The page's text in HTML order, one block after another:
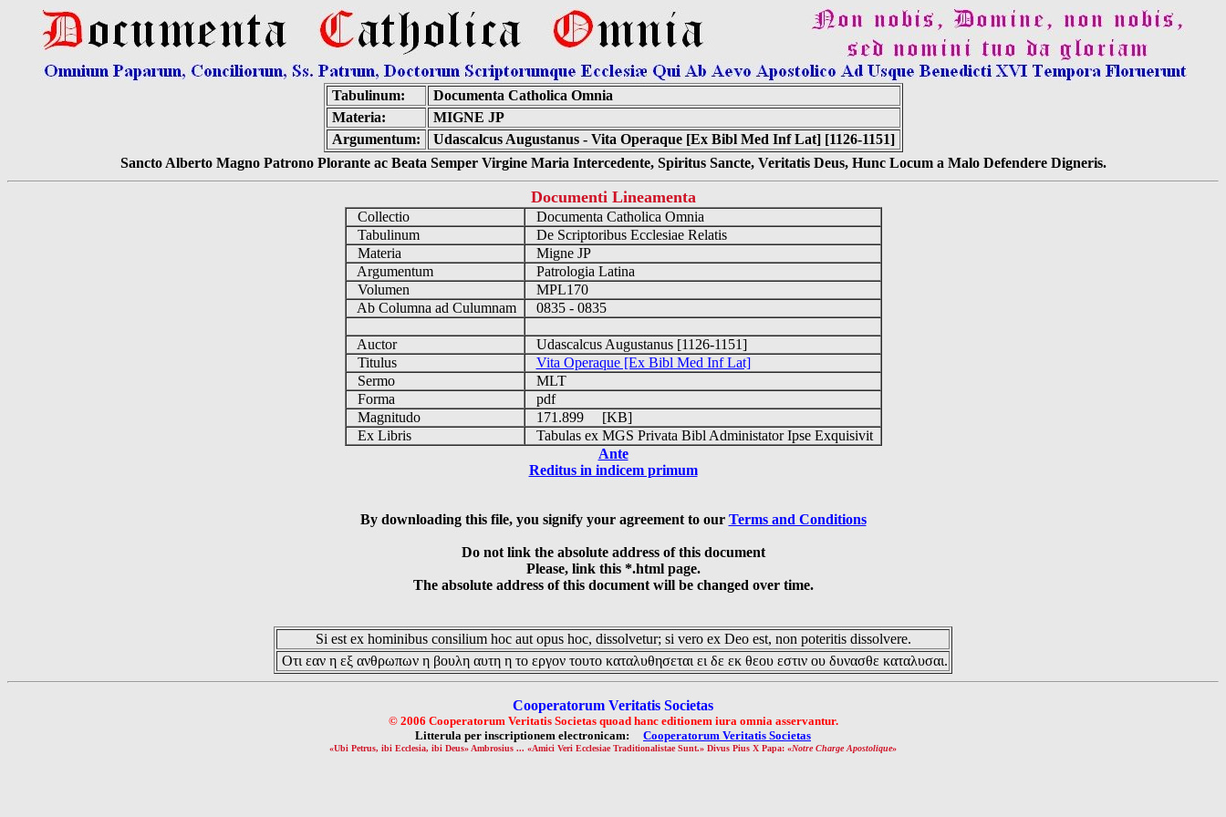
Tabulinum:
Documenta Catholica Omnia
Materia:
MIGNE JP
Argumentum:
Udascalcus Augustanus - Vita Operaque [Ex Bibl Med Inf Lat] [1126-1151]
Sancto Alberto Magno Patrono Plorante ac Beata Semper Virgine Maria Intercedente, Spiritus Sancte, Veritatis Deus, Hunc Locum a Malo Defendere Digneris.
Documenti Lineamenta
Collectio
Documenta Catholica Omnia
Tabulinum
De Scriptoribus Ecclesiae Relatis
Materia
Migne JP
Argumentum
Patrologia Latina
Volumen
MPL170
Ab Columna ad Culumnam
0835 - 0835
Auctor
Udascalcus Augustanus [1126-1151]
Titulus
Vita Operaque [Ex Bibl Med Inf Lat]
Sermo
MLT
Forma
pdf
Magnitudo
171.899 [KB]
Ex Libris
Tabulas ex MGS Privata Bibl Administator Ipse Exquisivit
Ante
Reditus in indicem primum
By downloading this file, you signify your agreement to our Terms and Conditions
Do not link the absolute address of this document
Please, link this *.html page.
The absolute address of this document will be changed over time.
Si est ex hominibus consilium hoc aut opus hoc, dissolvetur; si vero ex Deo est, non poteritis dissolvere.
Οτι εαν η εξ ανθρωπων η βουλη αυτη η το εργον τουτο καταλυθησεται ει δε εκ θεου εστιν ου δυνασθε καταλυσαι.
Cooperatorum Veritatis Societas
© 2006 Cooperatorum Veritatis Societas quoad hanc editionem iura omnia asservantur.
Litterula per inscriptionem electronicam: Cooperatorum Veritatis Societas
«Ubi Petrus, ibi Ecclesia, ibi Deus» Ambrosius ... «Amici Veri Ecclesiae Traditionalistae Sunt.» Divus Pius X Papa: «Notre Charge Apostolique»